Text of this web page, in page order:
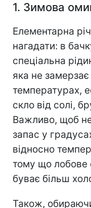
1. Зимова
Елементарна
нагадати: в
спеціальна
яка не
температурах,
скло від солі,
Важливо, щоб
запас у
відносно
тому що лобове
буває більш
Також,